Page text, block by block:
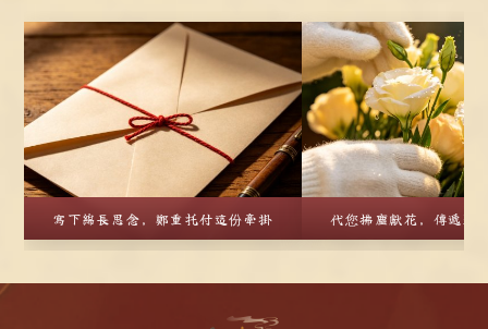
寫下綿長思念，鄭重托付這份牽掛 代您拂塵獻花，傳遞跨